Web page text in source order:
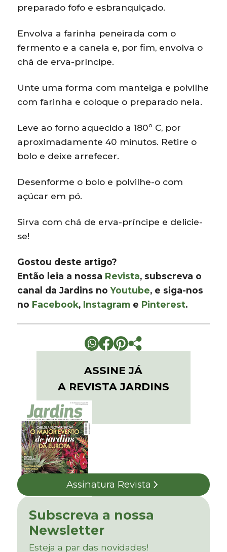
preparado fofo e esbranquiçado.
Envolva a farinha peneirada com o
fermento e a canela e, por fim, envolva o
chá de erva-príncipe.
Unte uma forma com manteiga e polvilhe
com farinha e coloque o preparado nela.
Leve ao forno aquecido a 180º C, por
aproximadamente 40 minutos. Retire o
bolo e deixe arrefecer.
Desenforme o bolo e polvilhe-o com
açúcar em pó.
Sirva com chá de erva-príncipe e delicie-
se!
Gostou deste artigo?
Então leia a nossa Revista, subscreva o
canal da Jardins noYoutube, e siga-nos
no Facebook, Instagram e Pinterest.
ASSINE JÁ
A REVISTA JARDINS
Assinatura Revista
Subscreva a nossa
Newsletter
Esteja a par das novidades!